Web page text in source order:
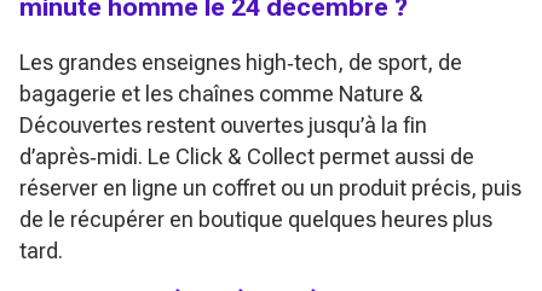
minute homme le 24 décembre ?
Les grandes enseignes high‑tech, de sport, de
bagagerie et les chaînes comme Nature &
Découvertes restent ouvertes jusqu’à la fin
d’après‑midi. Le Click & Collect permet aussi de
réserver en ligne un coffret ou un produit précis, puis
de le récupérer en boutique quelques heures plus
tard.